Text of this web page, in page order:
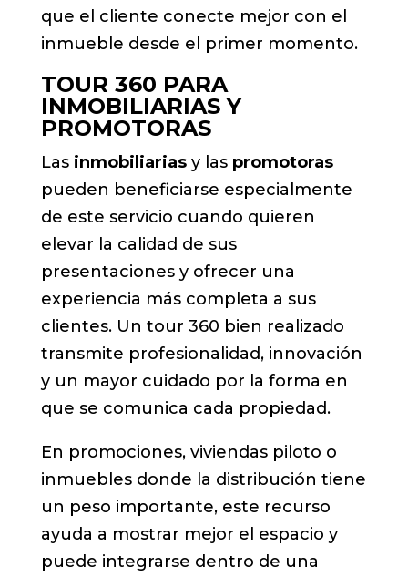
que el cliente conecte mejor con el
inmueble desde el primer momento.
TOUR 360 PARA
INMOBILIARIAS Y
PROMOTORAS
Las inmobiliariasy las promotoras
pueden beneficiarse especialmente
de este servicio cuando quieren
elevar la calidad de sus
presentaciones y ofrecer una
experiencia más completa a sus
clientes. Un tour 360 bien realizado
transmite profesionalidad, innovación
y un mayor cuidado por la forma en
que se comunica cada propiedad.
En promociones, viviendas piloto o
inmuebles donde la distribución tiene
un peso importante, este recurso
ayuda a mostrar mejor el espacio y
puede integrarse dentro de una